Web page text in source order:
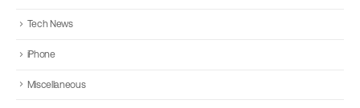
Tech News
iPhone
Miscellaneous